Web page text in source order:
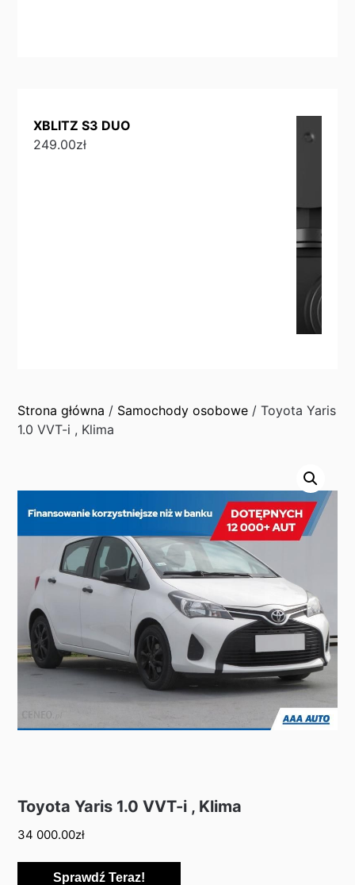
XBLITZ S3 DUO
249.00zł
Strona główna / Samochody osobowe / Toyota Yaris
1.0 VVT-i , Klima
Toyota Yaris 1.0 VVT-i , Klima
34 000.00zł
Sprawdź Teraz!